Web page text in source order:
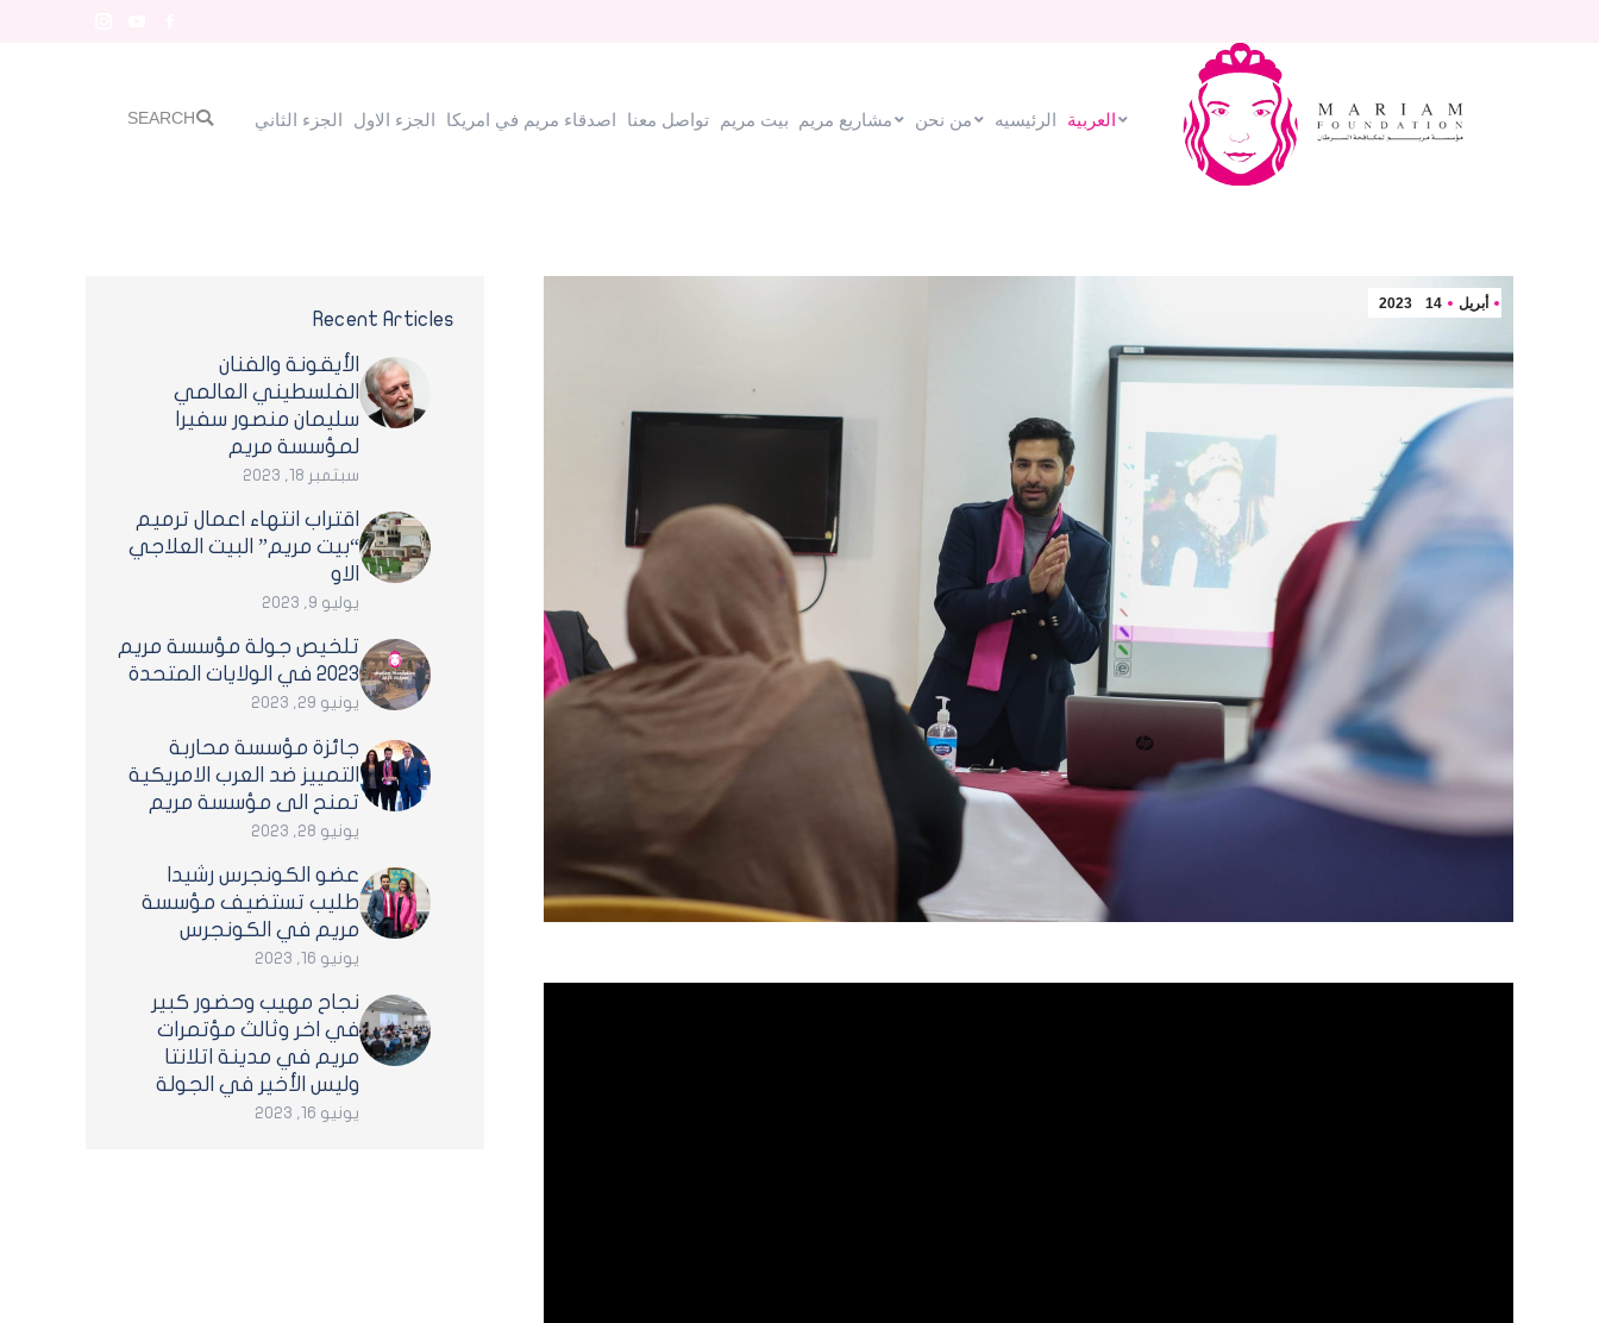
Mariam Foundation
We Love Life العربية الرئيسيه من نحن مشاريع مريم بيت مريم تواصل معنا اصدقاء مريم في امريكا الجزء الاول الجزء الثاني Search:
SEARCH
أبريل 14
2023
Recent Articles
الأيقونة والفنان
الفلسطيني العالمي
سليمان منصور سفيرا
لمؤسسة مريم
سبتمبر 18, 2023
اقتراب انتهاء اعمال ترميم
“بيت مريم” البيت العلاجي
الاو
يوليو 9, 2023
تلخيص جولة مؤسسة مريم
2023 في الولايات المتحدة
يونيو 29, 2023
جائزة مؤسسة محاربة
التمييز ضد العرب الامريكية
تمنح الى مؤسسة مريم
يونيو 28, 2023
عضو الكونجرس رشيدا
طليب تستضيف مؤسسة
مريم في الكونجرس
يونيو 16, 2023
نجاح مهيب وحضور كبير
في اخر وثالث مؤتمرات
مريم في مدينة اتلانتا
وليس الأخير في الجولة
يونيو 16, 2023